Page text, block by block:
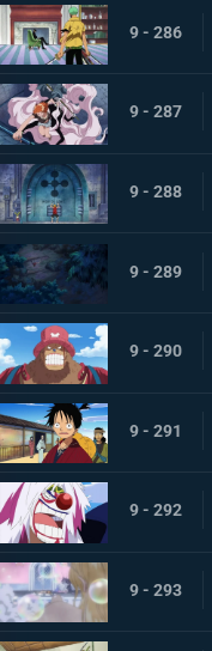
9 - 286
9 - 287
9 - 288
9 - 289
9 - 290
9 - 291
9 - 292
9 - 293